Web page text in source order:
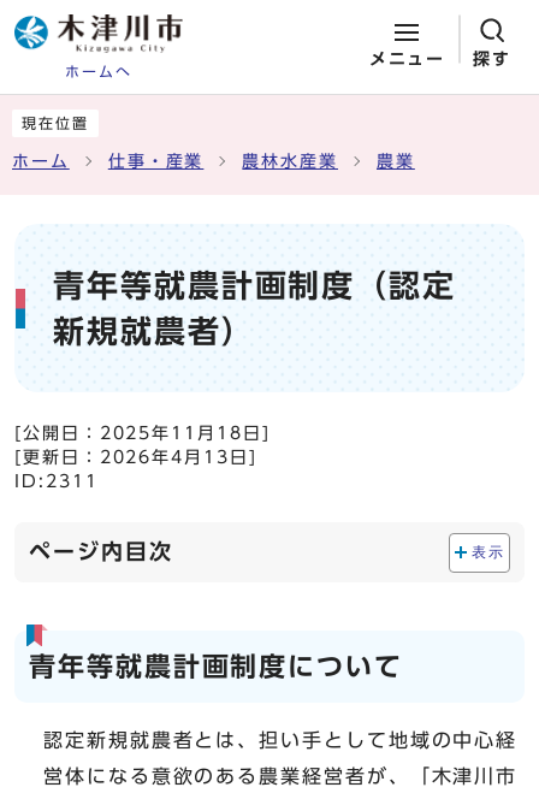
ホームへ
メニュー 探す
現在位置
ホーム 仕事・産業 農林水産業 農業
青年等就農計画制度（認定
新規就農者）
[公開日： 2025年11月18日
[更新日： 2026年4月13日
ID:2311
ページ内目次 表示
青年等就農計画制度について
認定新規就農者とは、担い手として地域の中心経
営体になる意欲のある農業経営者が、「木津川市